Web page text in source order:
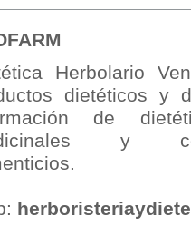
Herbolario
dietéticos y
de
y